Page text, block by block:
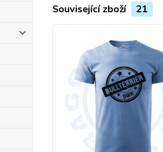
Související zboží 21